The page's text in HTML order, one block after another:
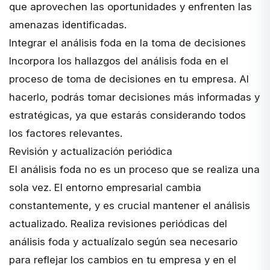
que aprovechen las oportunidades y enfrenten las
amenazas identificadas.
Integrar el análisis foda en la toma de decisiones
Incorpora los hallazgos del análisis foda en el
proceso de toma de decisiones en tu empresa. Al
hacerlo, podrás tomar decisiones más informadas y
estratégicas, ya que estarás considerando todos
los factores relevantes.
Revisión y actualización periódica
El análisis foda no es un proceso que se realiza una
sola vez. El entorno empresarial cambia
constantemente, y es crucial mantener el análisis
actualizado. Realiza revisiones periódicas del
análisis foda y actualízalo según sea necesario
para reflejar los cambios en tu empresa y en el